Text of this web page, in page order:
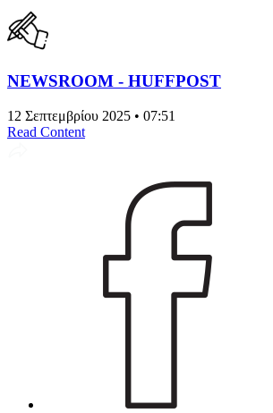
NEWSROOM - HUFFPOST
12 Σεπτεμβρίου 2025 • 07:51
Read Content